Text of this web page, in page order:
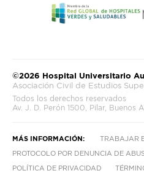
©2026 Hospital Universitario
Asociación Civil de Estudios
Todos los derechos reservados
Av. J. D. Perón 1500, Pilar, Buenos
MÁS INFORMACIÓN: TRABAJAR
PROTOCOLO POR DENUNCIA DE
POLÍTICA DE PRIVACIDAD